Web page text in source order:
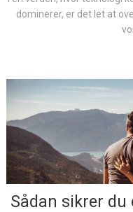
dominerer, er det let at
Sådan sikrer